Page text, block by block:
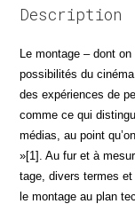
Description
Le mon­tage – dont
pos­si­bi­li­tés du
des expé­riences de
comme ce qui
médias, au point
»[1]. Au fur et à
tage, divers termes
le mon­tage au plan